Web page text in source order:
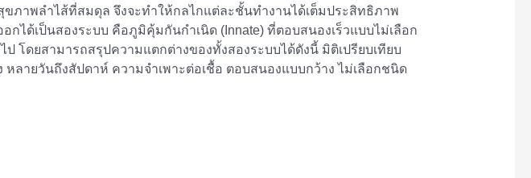
ภาพลำไส้ที่สมดุล จึงจะทำให้กลไกแต่ละชั้นทำงานได้เต็มประสิทธิภาพ
กได้เป็นสองระบบ คือภูมิคุ้มกันกำเนิด (Innate) ที่ตอบสนองเร็วแบบไม่เลือก
โดยสามารถสรุปความแตกต่างของทั้งสองระบบได้ดังนี้ มิติเปรียบเทียบ
หลายวันถึงสัปดาห์ ความจำเพาะต่อเชื้อ ตอบสนองแบบกว้าง ไม่เลือกชนิด